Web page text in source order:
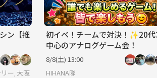
ン【推
ー/ボードゲーム/友達作り
大阪
初イベ！チームで対決！✨20
中心のアナログゲーム会！
8/8(土) 13:00
HIHANA隊